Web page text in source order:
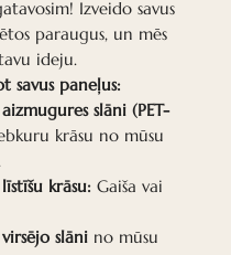
Izveido savus
paraugus, un mēs
ideju.
savus paneļus:
slāni (PET-
krāsu no mūsu
krāsu: Gaiša vai
slāni no mūsu